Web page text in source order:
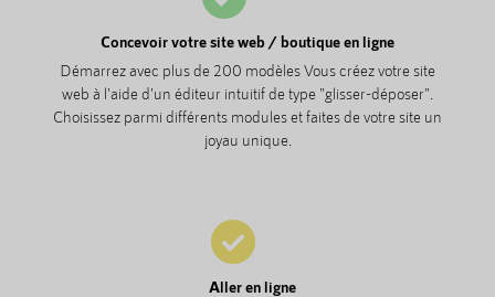
Concevoir votre site web / boutique en ligne
Démarrez avec plus de 200 modèles Vous créez votre site
web à l'aide d'un éditeur intuitif de type "glisser-déposer".
Choisissez parmi différents modules et faites de votre site un
joyau unique.
Aller en ligne